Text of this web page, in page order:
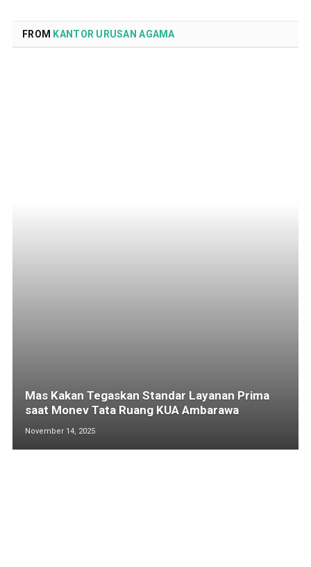
FROM KANTOR URUSAN AGAMA
Mas Kakan Tegaskan Standar Layanan Prima
saat Monev Tata Ruang KUA Ambarawa
November 14, 2025